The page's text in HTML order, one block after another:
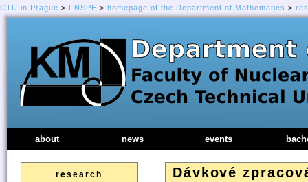
CTU in Prague > FNSPE > homepage of the Department of Mathematics >
Dávkové
about news events
research